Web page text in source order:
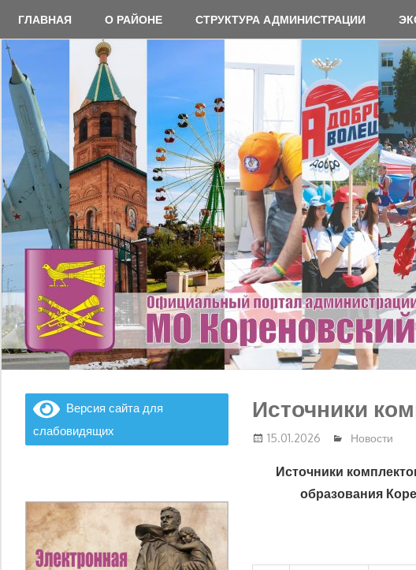
содержимому
ГЛАВНАЯ О РАЙОНЕ СТРУКТУРА АДМИНИСТРАЦИИ
Источники
15.01.2026 Новости
Источники
образования
Версия сайта для
слабовидящих